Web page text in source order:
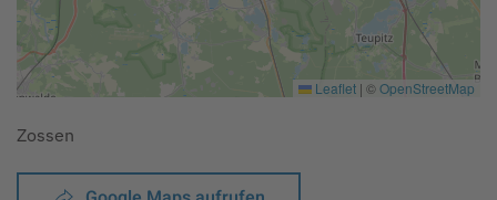
Leaflet | ©OpenStreetMap
Zossen